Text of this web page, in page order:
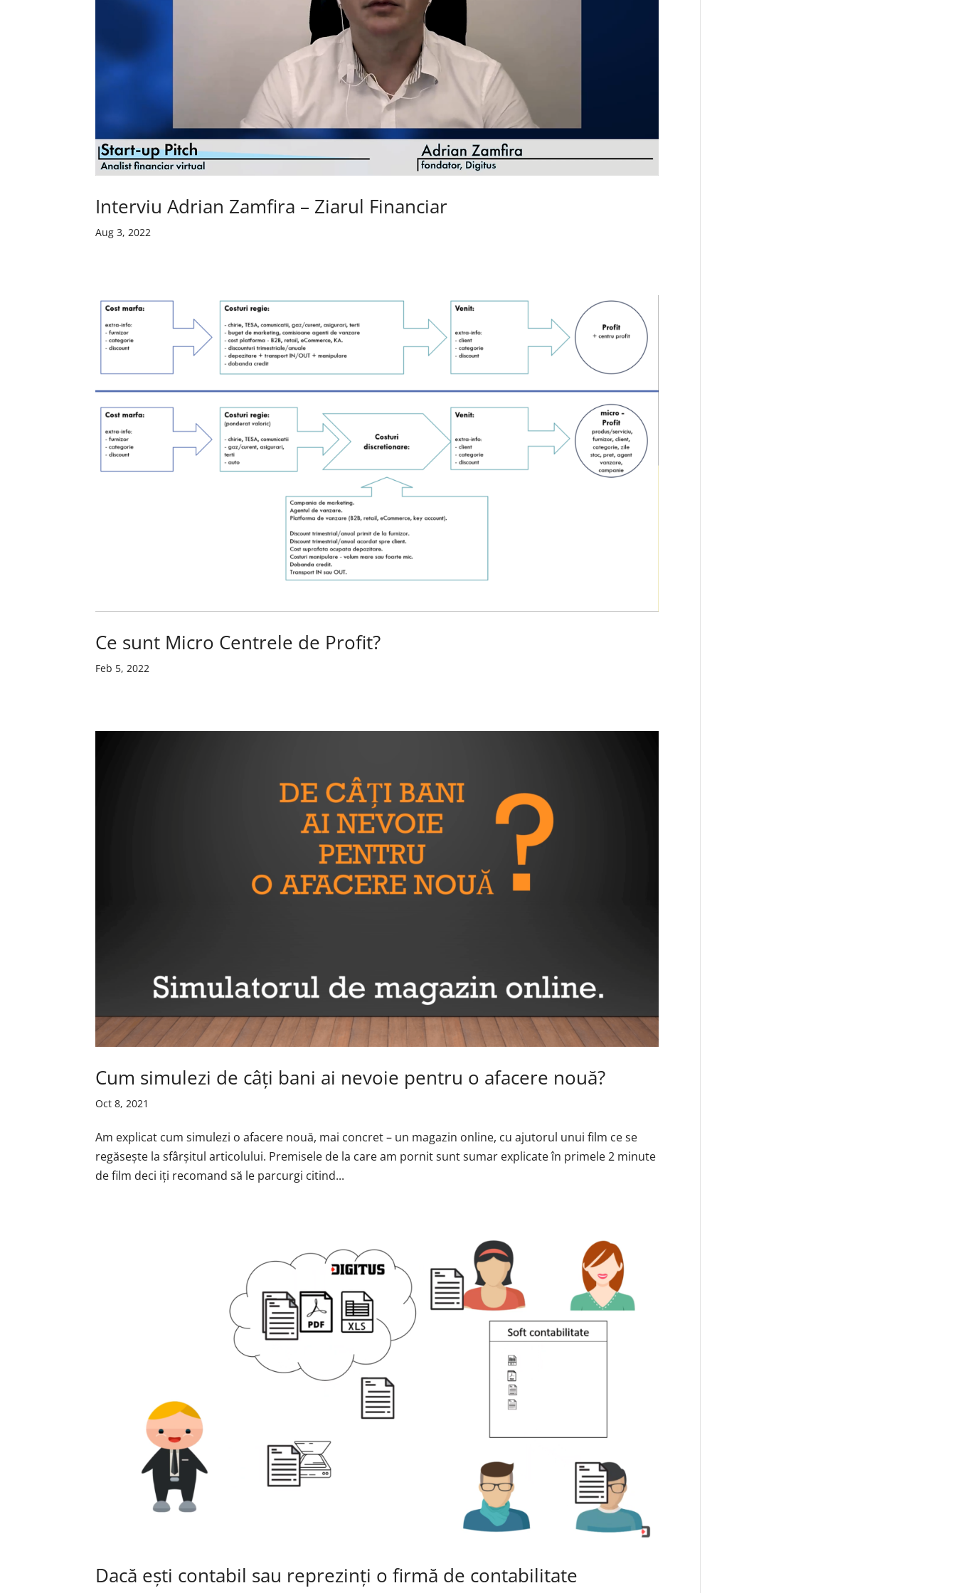
Interviu Adrian Zamfira – Ziarul Financiar
Aug 3, 2022
Ce sunt Micro Centrele de Profit?
Feb 5, 2022
Cum simulezi de câți bani ai nevoie pentru o afacere nouă?
Oct 8, 2021
Am explicat cum simulezi o afacere nouă, mai concret – un magazin online, cu ajutorul unui film ce se
regăsește la sfârșitul articolului. Premisele de la care am pornit sunt sumar explicate în primele 2 minute
de film deci iți recomand să le parcurgi citind...
Dacă ești contabil sau reprezinți o firmă de contabilitate